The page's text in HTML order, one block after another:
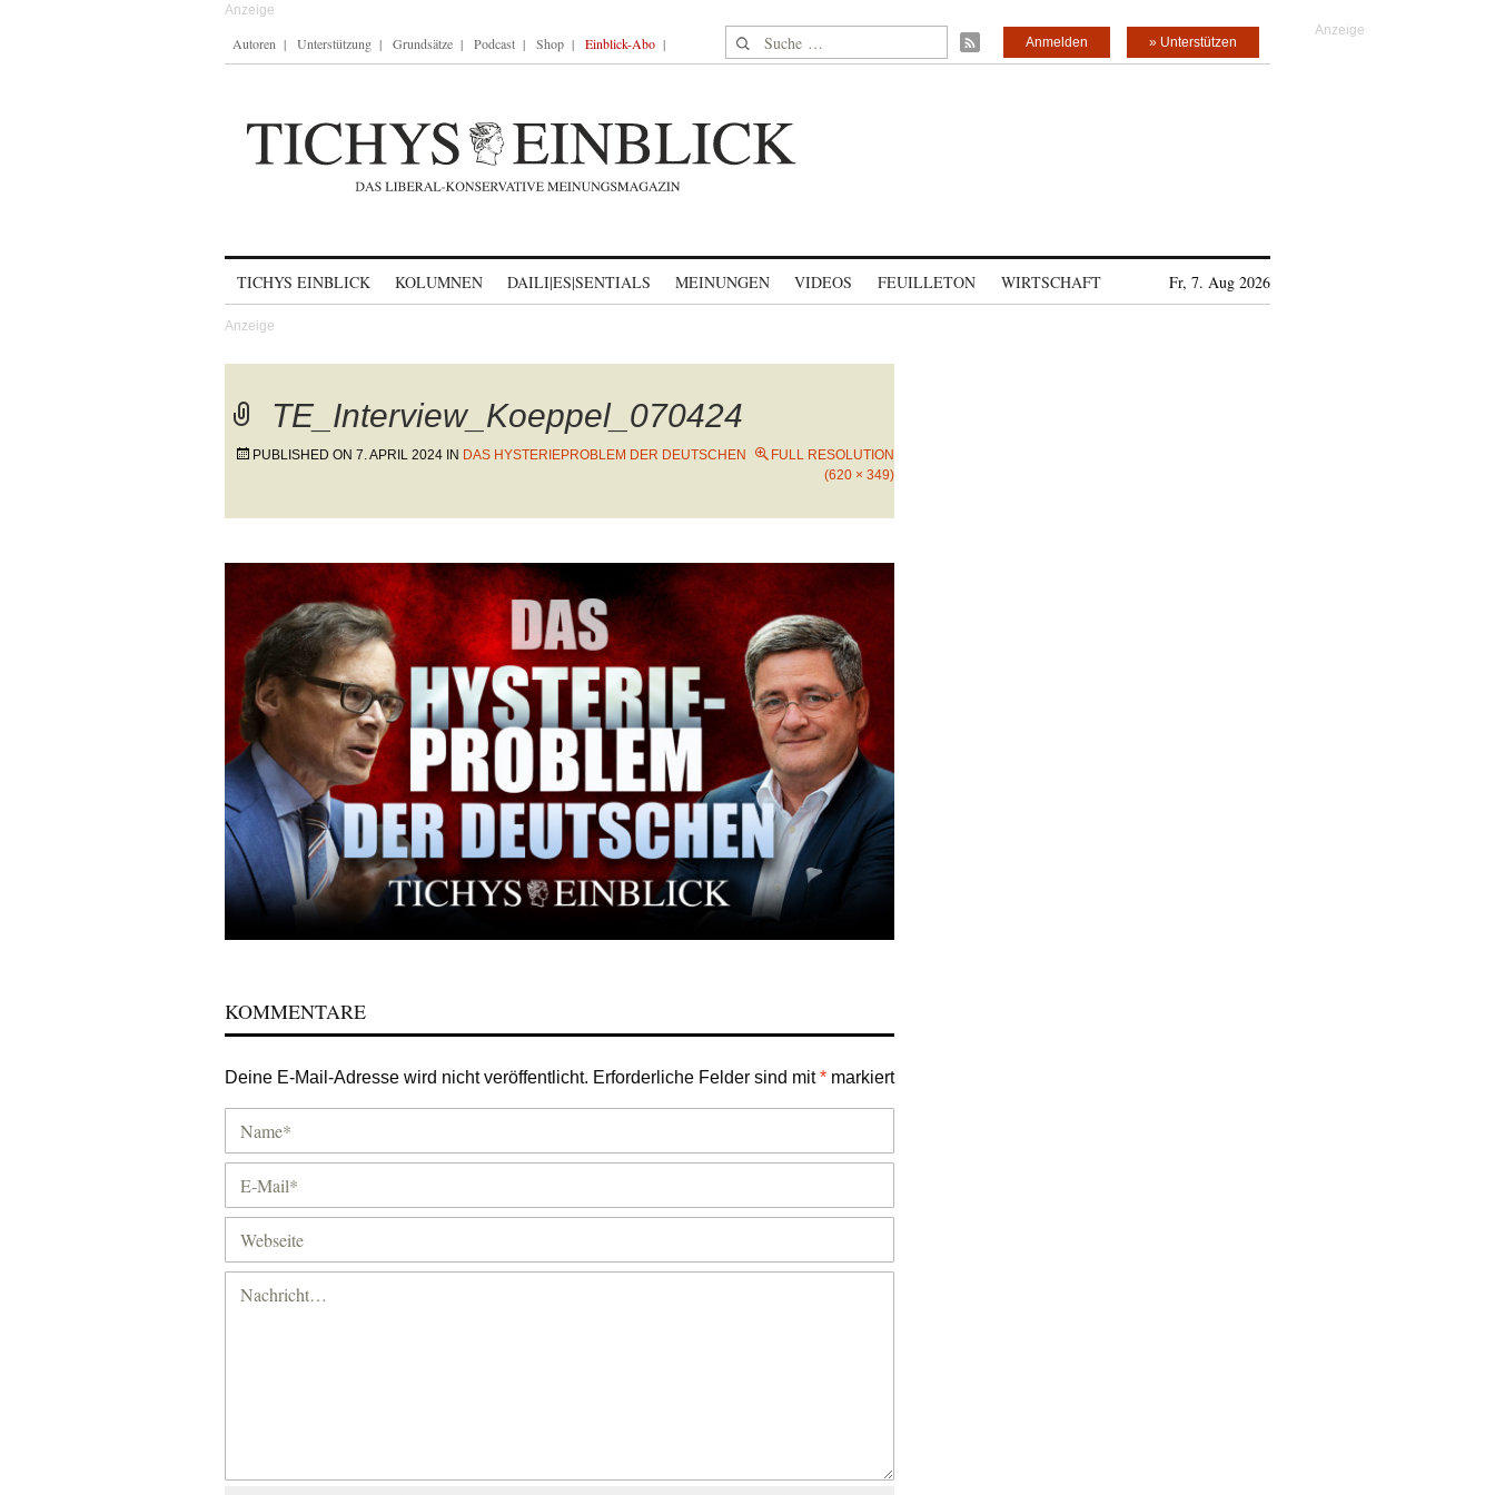
Autoren Unterstützung Grundsätze Podcast Shop Einblick-Abo Suche nach: » Unterstützen
Anmelden
TICHYS EINBLICK KOLUMNEN DAILI|ES|SENTIALS MEINUNGEN VIDEOS FEUILLETON WIRTSCHAFT Fr, 7. Aug 2026
TE_Interview_Koeppel_070424
PUBLISHED ON 7. APRIL 2024 IN DAS HYSTERIEPROBLEM DER DEUTSCHEN
FULL RESOLUTION
(620 × 349)
KOMMENTARE
Deine E-Mail-Adresse wird nicht veröffentlicht. Erforderliche Felder sind mit* markiert